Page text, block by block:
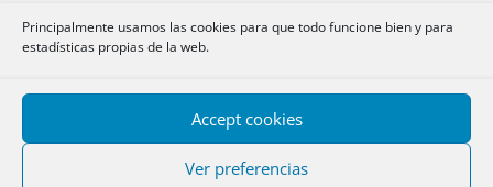
Principalmente usamos las cookies para que todo funcione bien y para
estadísticas propias de la web.
Accept cookies
Ver preferencias
– las resoluciones dePropiedad(por su extensión
esta ramase divide en dos
– las resoluciones deMercantil
– las resoluciones del Registro de Bienes